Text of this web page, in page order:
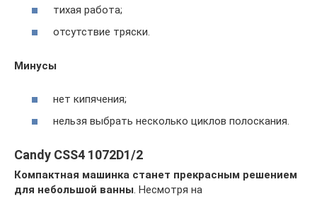
тихая работа;
отсутствие тряски.
Минусы
нет кипячения;
нельзя выбрать несколько циклов полоскания.
Candy CSS4 1072D1/2
Компактная машинка станет прекрасным решением
для небольшой ванны. Несмотря на